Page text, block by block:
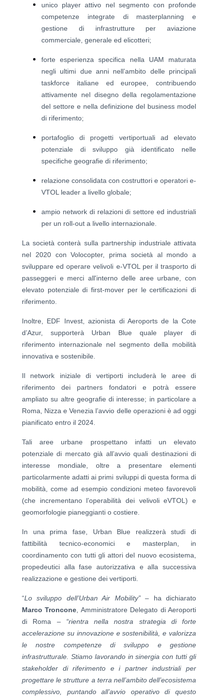
unico player attivo nel segmento con profonde
competenze integrate di masterplanning e
gestione di infrastrutture per aviazione
commerciale, generale ed elicotteri;
forte esperienza specifica nella UAM maturata
negli ultimi due anni nell’ambito delle principali
taskforce italiane ed europee, contribuendo
attivamente nel disegno della regolamentazione
del settore e nella definizione del business model
di riferimento;
portafoglio di progetti vertiportuali ad elevato
potenziale di sviluppo già identificato nelle
specifiche geografie di riferimento;
relazione consolidata con costruttori e operatori e-
VTOL leader a livello globale;
ampio network di relazioni di settore ed industriali
per un roll-out a livello internazionale.
La società conterà sulla partnership industriale attivata
nel 2020 con Volocopter, prima società al mondo a
sviluppare ed operare velivoli e-VTOL per il trasporto di
passeggeri e merci all'interno delle aree urbane, con
elevato potenziale di first-mover per le certificazioni di
riferimento.
Inoltre, EDF Invest, azionista di Aeroports de la Cote
d’Azur, supporterà Urban Blue quale player di
riferimento internazionale nel segmento della mobilità
innovativa e sostenibile.
Il network iniziale di vertiporti includerà le aree di
riferimento dei partners fondatori e potrà essere
ampliato su altre geografie di interesse; in particolare a
Roma, Nizza e Venezia l’avvio delle operazioni è ad oggi
pianificato entro il 2024.
Tali aree urbane prospettano infatti un elevato
potenziale di mercato già all’avvio quali destinazioni di
interesse mondiale, oltre a presentare elementi
particolarmente adatti ai primi sviluppi di questa forma di
mobilità, come ad esempio condizioni meteo favorevoli
(che incrementano l’operabilità dei velivoli eVTOL) e
geomorfologie pianeggianti o costiere.
In una prima fase, Urban Blue realizzerà studi di
fattibilità tecnico-economici e masterplan, in
coordinamento con tutti gli attori del nuovo ecosistema,
propedeutici alla fase autorizzativa e alla successiva
realizzazione e gestione dei vertiporti.
“Lo sviluppo dell’Urban Air Mobility” – ha dichiarato
Marco Troncone , Amministratore Delegato di Aeroporti
di Roma –“rientra nella nostra strategia di forte
accelerazione su innovazione e sostenibilità, e valorizza
le nostre competenze di sviluppo e gestione
infrastrutturale. Stiamo lavorando in sinergia con tutti gli
stakeholder di riferimento e i partner industriali per
progettare le strutture a terra nell’ambito dell’ecosistema
complessivo, puntando all’avvio operativo di questo